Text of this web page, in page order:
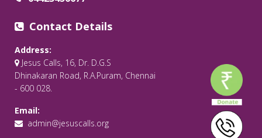
Contact Details
Address:
Jesus Calls, 16, Dr. D.G.S
Dhinakaran Road, R.A.Puram, Chennai
- 600 028.
Email:
admin@jesuscalls.org